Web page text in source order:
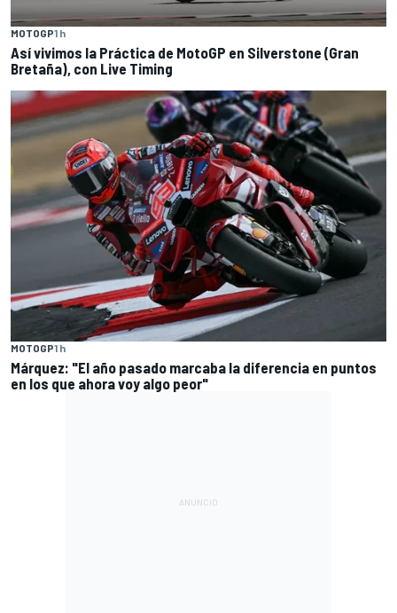
MOTOGP1 h
Así vivimos la Práctica de MotoGP en Silverstone (Gran
Bretaña), con Live Timing
MOTOGP1 h
Márquez: "El año pasado marcaba la diferencia en puntos
en los que ahora voy algo peor"